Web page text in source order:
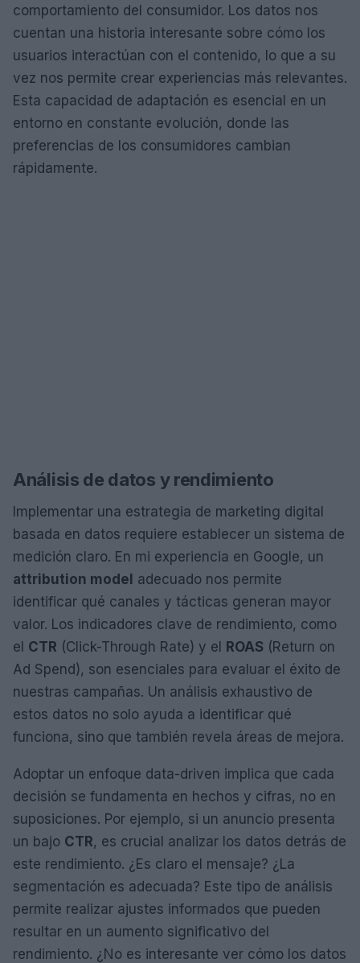
comportamiento del consumidor. Los datos nos
cuentan una historia interesante sobre cómo los
usuarios interactúan con el contenido, lo que a su
vez nos permite crear experiencias más relevantes.
Esta capacidad de adaptación es esencial en un
entorno en constante evolución, donde las
preferencias de los consumidores cambian
rápidamente.
Análisis de datos y rendimiento
Implementar una estrategia de marketing digital
basada en datos requiere establecer un sistema de
medición claro. En mi experiencia en Google, un
attribution model adecuado nos permite
identificar qué canales y tácticas generan mayor
valor. Los indicadores clave de rendimiento, como
el CTR (Click-Through Rate) y el ROAS (Return on
Ad Spend), son esenciales para evaluar el éxito de
nuestras campañas. Un análisis exhaustivo de
estos datos no solo ayuda a identificar qué
funciona, sino que también revela áreas de mejora.
Adoptar un enfoque data-driven implica que cada
decisión se fundamenta en hechos y cifras, no en
suposiciones. Por ejemplo, si un anuncio presenta
un bajo CTR, es crucial analizar los datos detrás de
este rendimiento. ¿Es claro el mensaje? ¿La
segmentación es adecuada? Este tipo de análisis
permite realizar ajustes informados que pueden
resultar en un aumento significativo del
rendimiento. ¿No es interesante ver cómo los datos